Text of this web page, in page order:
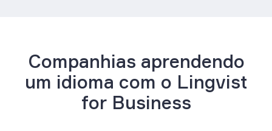
Companhias aprendendo
um idioma com o Lingvist
for Business